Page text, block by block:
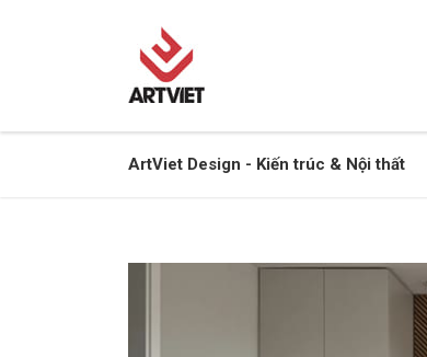
ArtViet Design - Kiến trúc & Nội thất